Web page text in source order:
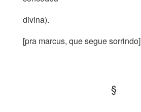
divina).
[pra marcus, que segue sorrindo]
§